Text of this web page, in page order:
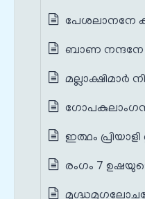
പേശലാനനേ
ബാണ നന്ദനേ
മല്ലാക്ഷിമാർ
ഇത്ഥം
രംഗം 7